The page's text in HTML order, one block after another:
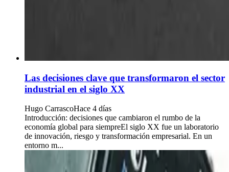
Las decisiones clave que transformaron el sector
industrial en el siglo XX
Hugo CarrascoHace 4 días
Introducción: decisiones que cambiaron el rumbo de la
economía global para siempreEl siglo XX fue un laboratorio
de innovación, riesgo y transformación empresarial. En un
entorno m...